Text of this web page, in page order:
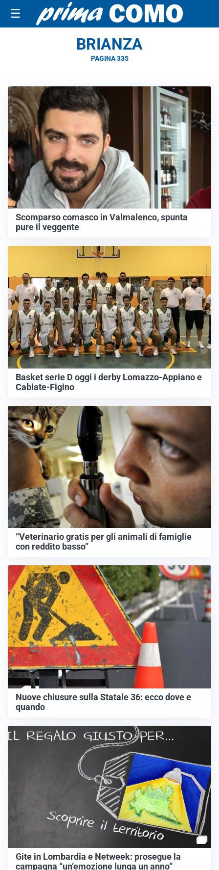
☰
BRIANZA
PAGINA 335
Scomparso comasco in Valmalenco, spunta
pure il veggente
Basket serie D oggi i derby Lomazzo-Appiano e
Cabiate-Figino
“Veterinario gratis per gli animali di famiglie
con reddito basso”
Nuove chiusure sulla Statale 36: ecco dove e
quando
Gite in Lombardia e Netweek: prosegue la
campagna “un’emozione lunga un anno”